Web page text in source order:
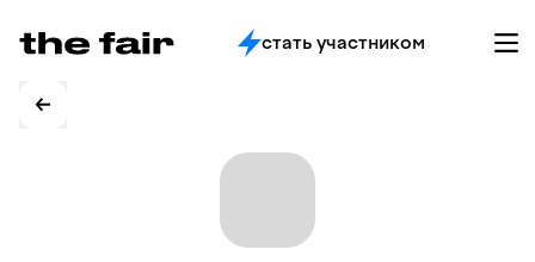
стать участником